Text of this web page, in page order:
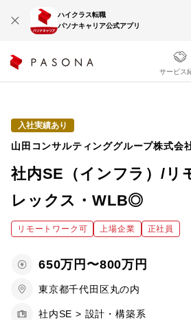
ハイクラス転職
パソナキャリア公式アプリ
サービス
入社実績あり
山田コンサルティンググループ株式会
社内SE（インフラ）/リ
レックス・WLB◎
リモートワーク可 上場企業 正社員
650万円〜800万円
東京都千代田区丸の内
社内SE > 設計・構築系